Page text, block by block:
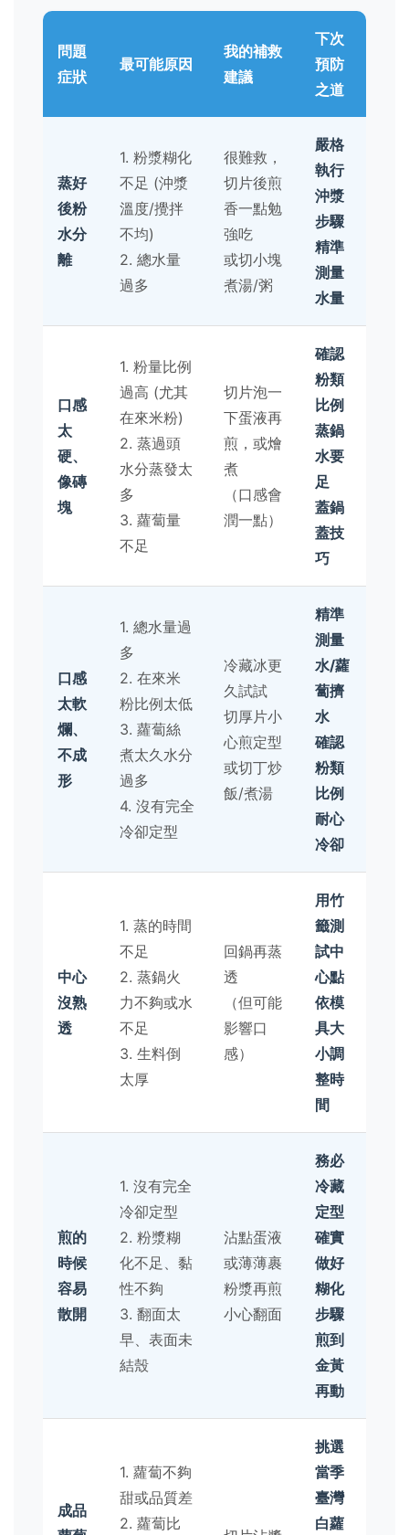
問題
症狀
最可能原因
我的補救
建議
下次
預防
之道
蒸好
後粉
水分
離
1. 粉漿糊化
不足 (沖漿
溫度/攪拌
不均)
2. 總水量
過多
很難救，
切片後煎
香一點勉
強吃
或切小塊
煮湯/粥
嚴格
執行
沖漿
步驟
精準
測量
水量
口感
太
硬、
像磚
塊
1. 粉量比例
過高 (尤其
在來米粉)
2. 蒸過頭
水分蒸發太
多
3. 蘿蔔量
不足
切片泡一
下蛋液再
煎，或燴
煮
（口感會
潤一點）
確認
粉類
比例
蒸鍋
水要
足
蓋鍋
蓋技
巧
口感
太軟
爛、
不成
形
1. 總水量過
多
2. 在來米
粉比例太低
3. 蘿蔔絲
煮太久水分
過多
4. 沒有完全
冷卻定型
冷藏冰更
久試試
切厚片小
心煎定型
或切丁炒
飯/煮湯
精準
測量
水/蘿
蔔擠
水
確認
粉類
比例
耐心
冷卻
中心
沒熟
透
1. 蒸的時間
不足
2. 蒸鍋火
力不夠或水
不足
3. 生料倒
太厚
回鍋再蒸
透
（但可能
影響口
感）
用竹
籤測
試中
心點
依模
具大
小調
整時
間
煎的
時候
容易
散開
1. 沒有完全
冷卻定型
2. 粉漿糊
化不足、黏
性不夠
3. 翻面太
早、表面未
結殼
沾點蛋液
或薄薄裹
粉漿再煎
小心翻面
務必
冷藏
定型
確實
做好
糊化
步驟
煎到
金黃
再動
成品
1. 蘿蔔不夠
甜或品質差
2. 蘿蔔比
挑選
當季
臺灣
白蘿